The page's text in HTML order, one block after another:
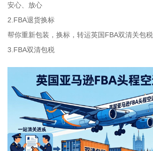
安心、放心
2.FBA退货换标
帮你重新包装，换标，转运英国FBA双清关包税
3.FBA双清包税